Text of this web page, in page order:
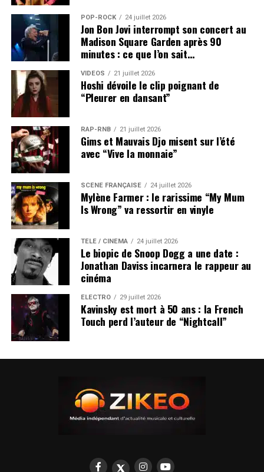
POP-ROCK 24 juillet 2026
Jon Bon Jovi interrompt son concert au
Madison Square Garden après 90
minutes : ce que l’on sait…
VIDEOS 21 juillet 2026
Hoshi dévoile le clip poignant de
“Pleurer en dansant”
RAP-RNB 21 juillet 2026
Gims et Mauvais Djo misent sur l’été
avec “Vive la monnaie”
SCÈNE FRANÇAISE 24 juillet 2026
Mylène Farmer : le rarissime “My Mum
Is Wrong” va ressortir en vinyle
TÉLÉ / CINÉMA 24 juillet 2026
Le biopic de Snoop Dogg a une date :
Jonathan Daviss incarnera le rappeur au
cinéma
ÉLECTRO 29 juillet 2026
Kavinsky est mort à 50 ans : la French
Touch perd l’auteur de “Nightcall”